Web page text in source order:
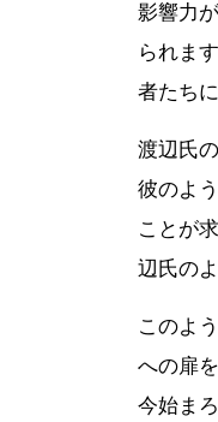
影響力
られま
者たち
渡辺氏
彼のよ
ことが
辺氏の
このよ
への扉
今始ま